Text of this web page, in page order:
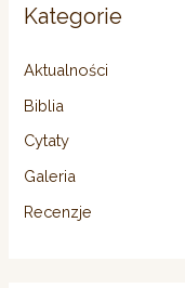
Kategorie
Aktualności
Biblia
Cytaty
Galeria
Recenzje